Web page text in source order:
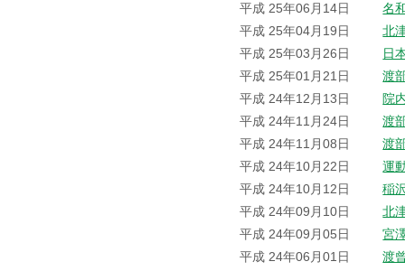
平成 25年06月14日
名
平成 25年04月19日
北
平成 25年03月26日
日
平成 25年01月21日
渡
平成 24年12月13日
院
平成 24年11月24日
渡
平成 24年11月08日
渡
平成 24年10月22日
運
平成 24年10月12日
稲
平成 24年09月10日
北
平成 24年09月05日
宮
平成 24年06月01日
渡